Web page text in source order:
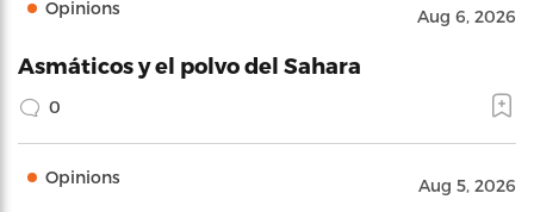
Opinions Aug 6, 2026
Asmáticos y el polvo del Sahara
0
Opinions Aug 5, 2026